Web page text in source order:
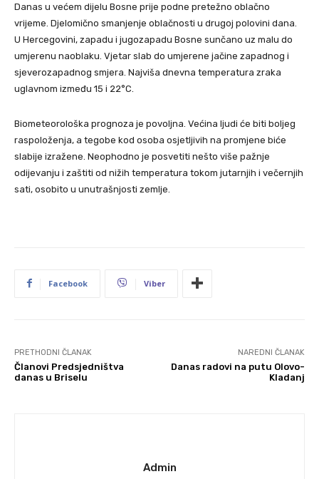
Danas u većem dijelu Bosne prije podne pretežno oblačno
vrijeme. Djelomično smanjenje oblačnosti u drugoj polovini dana.
U Hercegovini, zapadu i jugozapadu Bosne sunčano uz malu do
umjerenu naoblaku. Vjetar slab do umjerene jačine zapadnog i
sjeverozapadnog smjera. Najviša dnevna temperatura zraka
uglavnom između 15 i 22°C.
Biometeorološka prognoza je povoljna. Većina ljudi će biti boljeg
raspoloženja, a tegobe kod osoba osjetljivih na promjene biće
slabije izražene. Neophodno je posvetiti nešto više pažnje
odijevanju i zaštiti od nižih temperatura tokom jutarnjih i večernjih
sati, osobito u unutrašnjosti zemlje.
Facebook Viber
PRETHODNI ČLANAK
Članovi Predsjedništva
danas u Briselu
NAREDNI ČLANAK
Danas radovi na putu Olovo-
Kladanj
Admin